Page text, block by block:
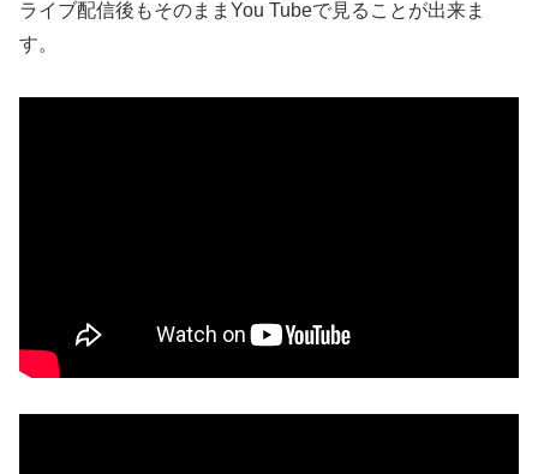
ライブ配信後もそのままYou Tubeで見ることが出来ま
す。